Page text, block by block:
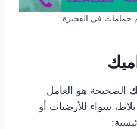
حمامات في الفجيرة
الصحيحة هو العامل
سواء للأرضيات أو